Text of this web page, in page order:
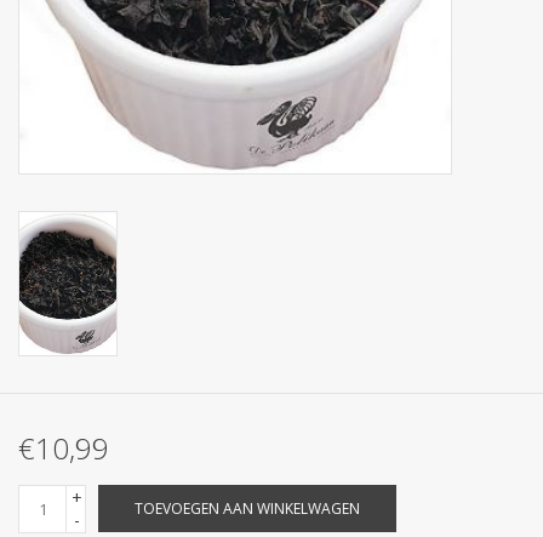
€10,99
+
-
TOEVOEGEN AAN WINKELWAGEN